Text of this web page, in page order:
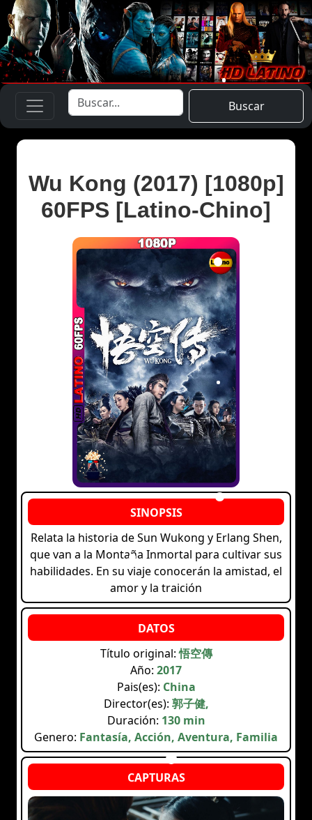
Buscar
Wu Kong (2017) [1080p]
60FPS [Latino-Chino]
Relata la historia de Sun Wukong y Erlang Shen,
que van a la Montaña Inmortal para cultivar sus
habilidades. En su viaje conocerán la amistad, el
amor y la traición
Título original:悟空傳
Año: 2017
Pais(es): China
Director(es): 郭子健,
Duración: 130 min
Genero: Fantasía, Acción, Aventura, Familia